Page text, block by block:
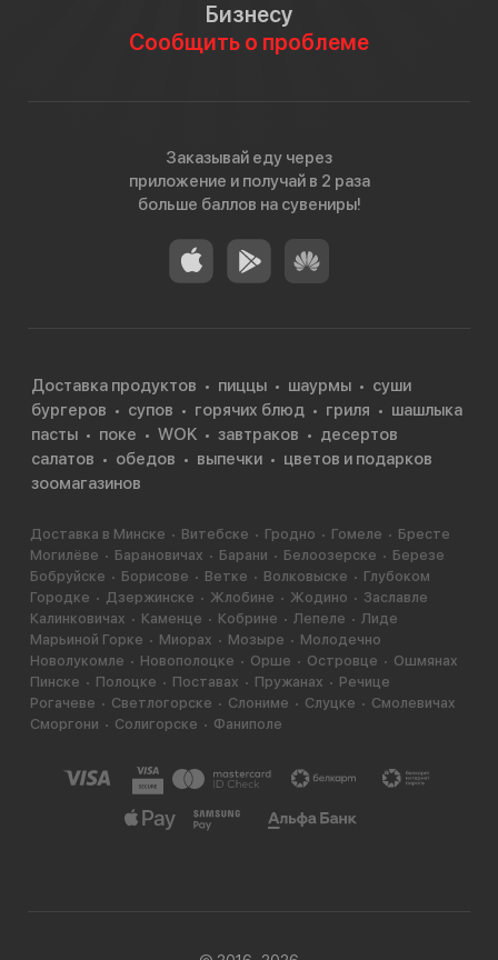
Бизнесу
Сообщить о проблеме
Заказывай еду через
приложение и получай в 2 раза
больше баллов на сувениры!
Доставка продуктов пиццы шаурмы
суши
бургеров
супов горячих блюд гриля
шашлыка
пасты
поке WOK завтраков
десертов
салатов
обедов выпечки
цветов и подарков
зоомагазинов
Доставка в Минске Витебске Гродно Гомеле
Бресте
Могилёве
Барановичах Барани Белоозерске
Березе
Бобруйске
Борисове Ветке Волковыске
Глубоком
Городке
Дзержинске Жлобине Жодино
Заславле
Калинковичах
Каменце Кобрине Лепеле
Лиде
Марьиной Горке
Миорах Мозыре
Молодечно
Новолукомле
Новополоцке Орше Островце
Ошмянах
Пинске
Полоцке Поставах Пружанах
Речице
Рогачеве
Светлогорске Слониме Слуцке
Смолевичах
Сморгони
Солигорске Фаниполе